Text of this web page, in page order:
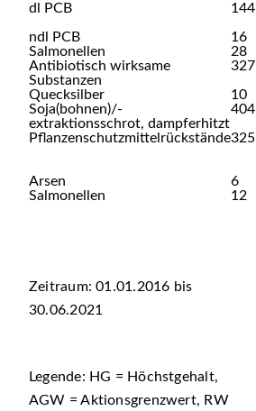
dl PCB
144
ndl PCB
16
Salmonellen
28
Antibiotisch wirksame
Substanzen
327
Quecksilber
10
Soja(bohnen)/-
extraktionsschrot, dampferhitzt
404
Pflanzenschutzmittelrückstände325
Arsen
6
Salmonellen
12
Zeitraum: 01.01.2016 bis
30.06.2021
Legende: HG = Höchstgehalt,
AGW = Aktionsgrenzwert, RW